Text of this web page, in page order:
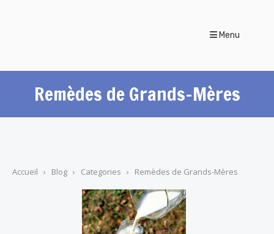
Menu
Remèdes de Grands-Mères
Accueil › Blog › Categories › Remèdes de Grands-Mères